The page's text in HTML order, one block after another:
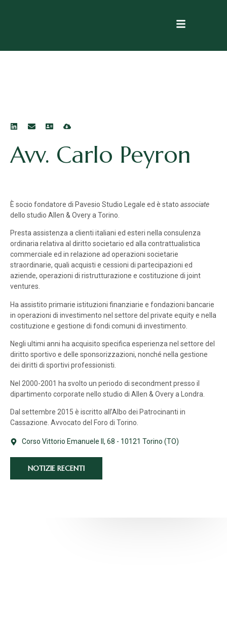
Avv. Carlo Peyron
È socio fondatore di Pavesio Studio Legale ed è stato associate
dello studio Allen & Overy a Torino.
Presta assistenza a clienti italiani ed esteri nella consulenza
ordinaria relativa al diritto societario ed alla contrattualistica
commerciale ed in relazione ad operazioni societarie
straordinarie, quali acquisti e cessioni di partecipazioni ed
aziende, operazioni di ristrutturazione e costituzione di joint
ventures.
Ha assistito primarie istituzioni finanziarie e fondazioni bancarie
in operazioni di investimento nel settore del private equity e nella
costituzione e gestione di fondi comuni di investimento.
Negli ultimi anni ha acquisito specifica esperienza nel settore del
diritto sportivo e delle sponsorizzazioni, nonché nella gestione
dei diritti di sportivi professionisti.
Nel 2000-2001 ha svolto un periodo di secondment presso il
dipartimento corporate nello studio di Allen & Overy a Londra.
Dal settembre 2015 è iscritto all’Albo dei Patrocinanti in
Cassazione. Avvocato del Foro di Torino.
Corso Vittorio Emanuele II, 68 - 10121 Torino (TO)
NOTIZIE RECENTI